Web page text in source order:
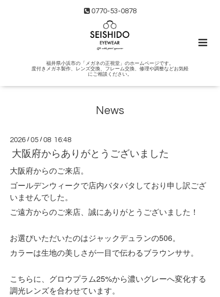
0770-53-0878
福井県小浜市の「メガネの正視堂」のホームページです。
度付きメガネ製作、レンズ交換、フレーム交換、修理や調整などお気軽
にご相談ください。
News
2026 /05 /08 16:48
大阪府からありがとうございました
大阪府からのご来店。
ゴールデンウィークで店内バタバタしており申し訳ござ
いませんでした。
ご遠方からのご来店、誠にありがとうございました！
お選びいただいたのはジャックデュランの506。
カラーは生地の美しさが一目で伝わるブラウンササ。
こちらに、グロウプラム25%から濃いグレーへ変化する
調光レンズを合わせています。